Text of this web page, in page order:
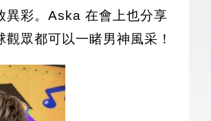
異彩。Aska 在會上也分享
眾都可以一睹男神風采！